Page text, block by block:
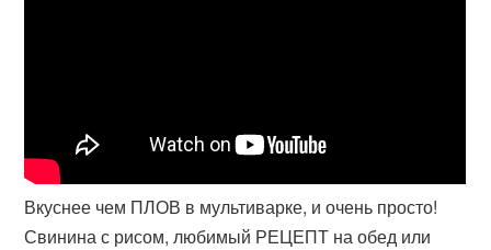
Вкуснее чем ПЛОВ в мультиварке, и очень просто!
Свинина с рисом, любимый РЕЦЕПТ на обед или